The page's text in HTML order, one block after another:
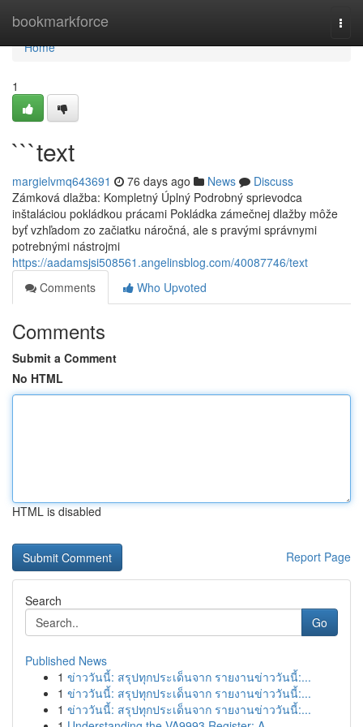
bookmarkforce
Home
Home
1
```text
margielvmq643691 76 days ago News
Discuss
Zámková dlažba: Kompletný Úplný Podrobný sprievodca
inštaláciou pokládkou prácami Pokládka zámečnej dlažby môže
byť vzhľadom zo začiatku náročná, ale s pravými správnymi
potrebnými nástrojmi
https://aadamsjsi508561.angelinsblog.com/40087746/text
Comments
Who Upvoted
Comments
Submit a Comment
No HTML
HTML is disabled
Report Page
Search
Go
Published News
1 ข่าววันนี้: สรุปทุกประเด็นจาก รายงานข่าววันนี้:...
1 ข่าววันนี้: สรุปทุกประเด็นจาก รายงานข่าววันนี้:...
1 ข่าววันนี้: สรุปทุกประเด็นจาก รายงานข่าววันนี้:...